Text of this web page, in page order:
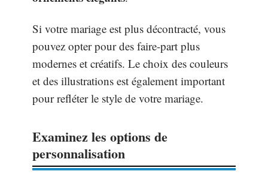
Si votre mariage est plus décontracté, vous
pouvez opter pour des faire-part plus
modernes et créatifs. Le choix des couleurs
et des illustrations est également important
pour refléter le style de votre mariage.
Examinez les options de
personnalisation